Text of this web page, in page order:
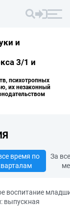
и
3/1 и
психотропных
их незаконный
время по
За
воспитание
выпускная